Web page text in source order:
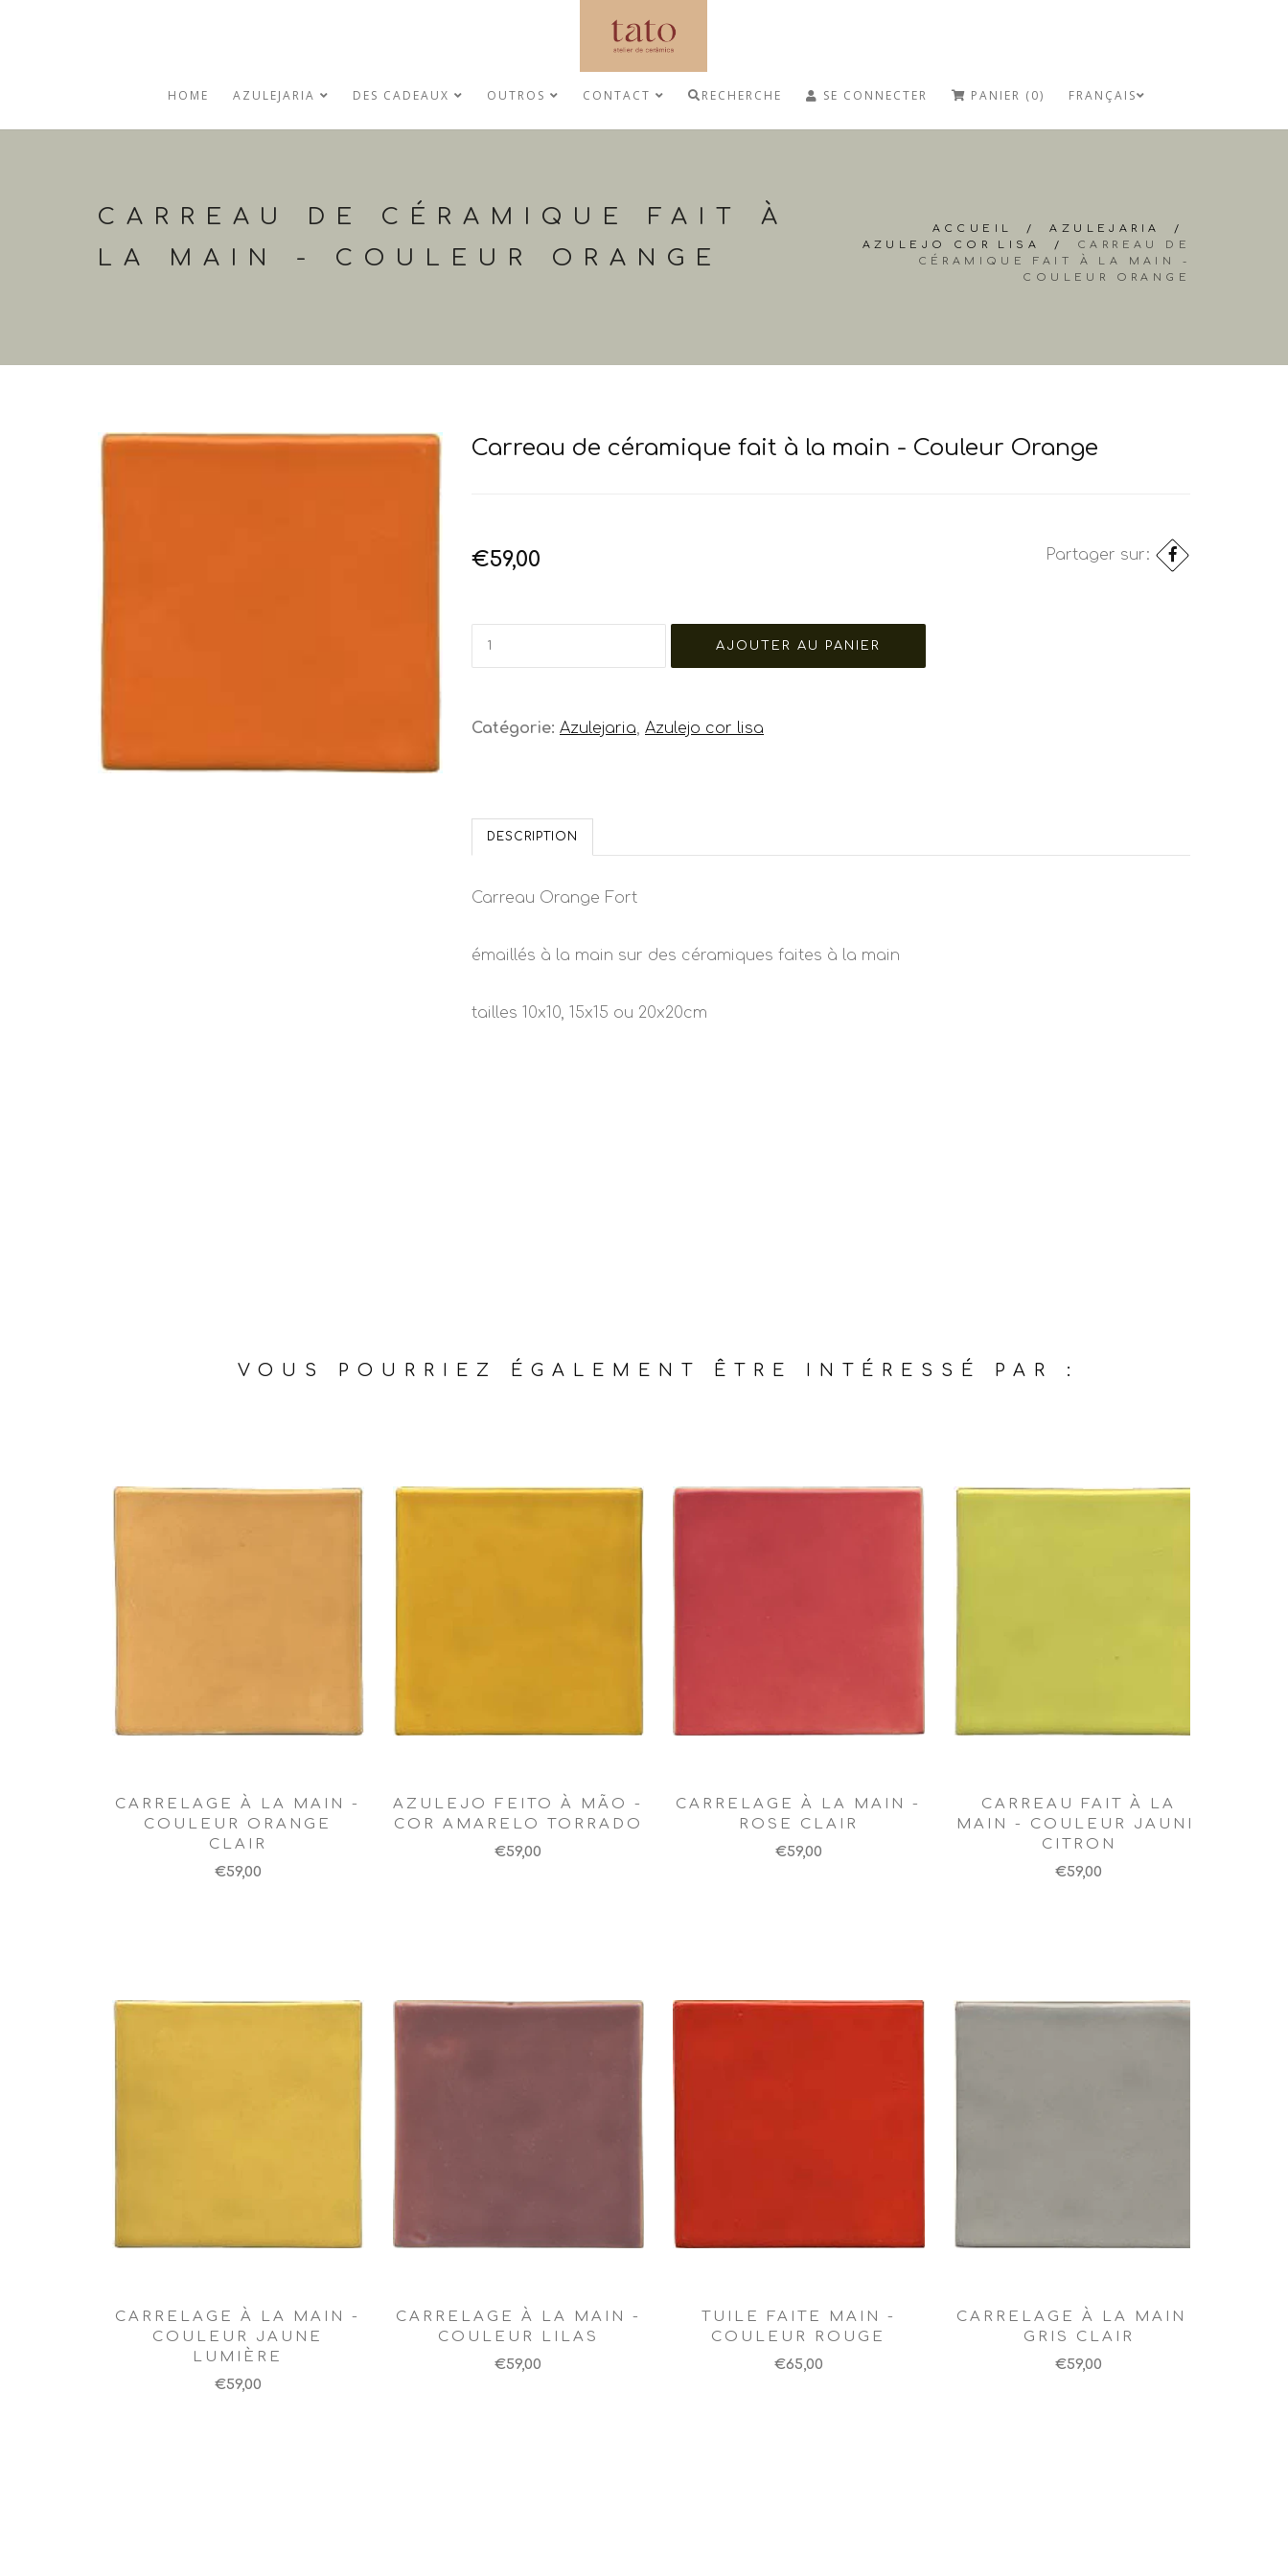
HOME AZULEJARIA DES CADEAUX OUTROS CONTACT RECHERCHE SE CONNECTER PANIER (0) FRANÇAIS
CARREAU DE CÉRAMIQUE FAIT À
LA MAIN - COULEUR ORANGE
ACCUEIL /AZULEJARIA
/
AZULEJO COR LISA
/ CARREAU DE
CÉRAMIQUE FAIT À LA MAIN -
COULEUR ORANGE
Carreau de céramique fait à la main - Couleur Orange
€59,00 Partager sur:
Catégorie: Azulejaria, Azulejo cor lisa
DESCRIPTION
Carreau Orange Fort
émaillés à la main sur des céramiques faites à la main
tailles 10x10, 15x15 ou 20x20cm
VOUS POURRIEZ ÉGALEMENT ÊTRE INTÉRESSÉ PAR :
CARRELAGE À LA MAIN -
COULEUR ORANGE
CLAIR
€59,00
AZULEJO FEITO À MÃO -
COR AMARELO TORRADO
€59,00
CARRELAGE À LA MAIN -
ROSE CLAIR
€59,00
CARREAU FAIT À LA
MAIN - COULEUR JAUNE
CITRON
€59,00
CARRELAGE À LA MAIN -
COULEUR JAUNE
LUMIÈRE
€59,00
CARRELAGE À LA MAIN -
COULEUR LILAS
€59,00
TUILE FAITE MAIN -
COULEUR ROUGE
€65,00
CARRELAGE À LA MAIN -
GRIS CLAIR
€59,00